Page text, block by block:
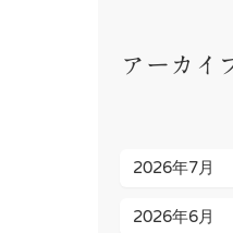
アーカイ
2026年7月
2026年6月